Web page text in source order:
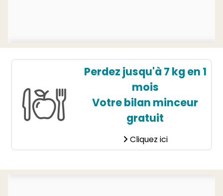
Perdez jusqu'à 7 kg en 1
mois
Votre bilan minceur
gratuit
Cliquez ici